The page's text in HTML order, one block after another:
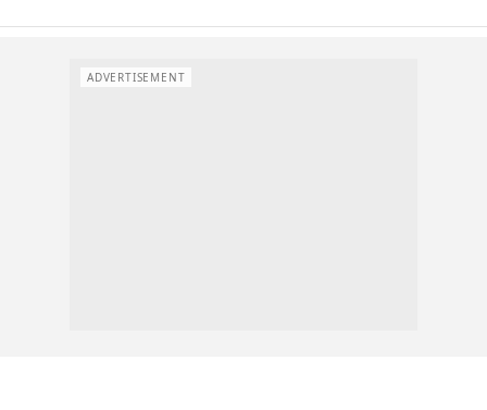
ADVERTISEMENT